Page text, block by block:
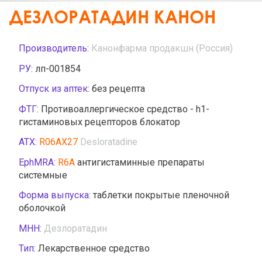
ДЕЗЛОРАТАДИН КАНОН
Производитель: Канонфарма продакшн (Россия)
РУ: лп-001854
Отпуск из аптек: без рецепта
ФТГ: Противоаллергическое средство - h1-
гистаминовых рецепторов блокатор
АТХ: R06AX27 Desloratadine
EphMRA: R6A антигистаминные препараты
системные
Форма выпуска: таблетки покрытые пленочной
оболочкой
МНН: Дезлоратадин
Тип: Лекарственное средство